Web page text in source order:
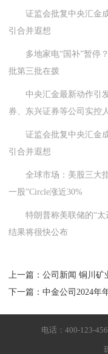
证监会批复中央汇金成
引合并遐想
多地家电“国补”暂停？
批第三批在拨
中央汇金最新动作引发
券、东兴证券等公司实控人
证监会批复中央汇金成
引合并遐想
全球市场：美股三大指
一股”Circle涨近30%
特朗普称美联储的“太
结果将很快公布
上一篇：公司新闻 铜川
电话：400-123-